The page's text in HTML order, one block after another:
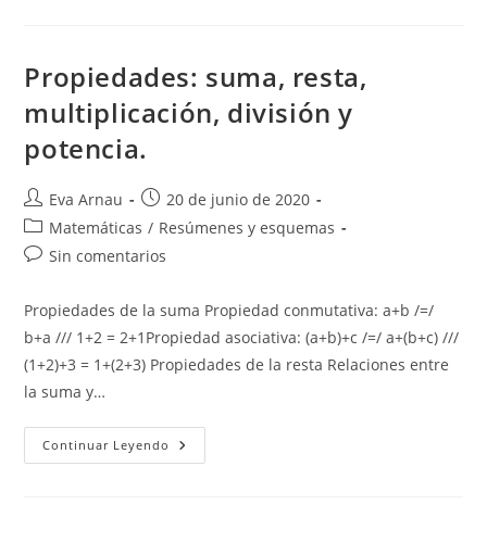
Propiedades: suma, resta,
multiplicación, división y
potencia.
Autor
de
la
entrada:
Eva Arnau
Publicación
de
entrada:
20 de junio de 2020
Categoría
de
Matemáticas / Resúmenes y esquemas
Comentarios
la
entrada:
Sin comentarios
Propiedades de la suma Propiedad conmutativa: a+b /=/
b+a /// 1+2 = 2+1Propiedad asociativa: (a+b)+c /=/ a+(b+c) ///
(1+2)+3 = 1+(2+3) Propiedades de la resta Relaciones entre
la suma y…
Continuar Leyendo Propiedades:
Suma,